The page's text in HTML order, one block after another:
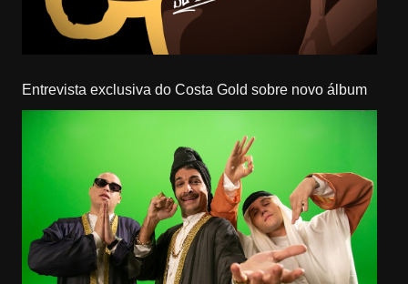
Entrevista exclusiva do Costa Gold sobre novo álbum